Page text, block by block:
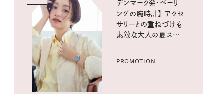
デンマーク発・ベーリ
ングの腕時計】 アクセ
サリーとの重ねづけも
素敵な大人の夏スタイ
PROMOTION